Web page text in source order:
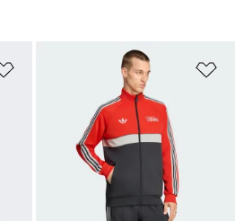
Aggiungi alla lista dei desideri